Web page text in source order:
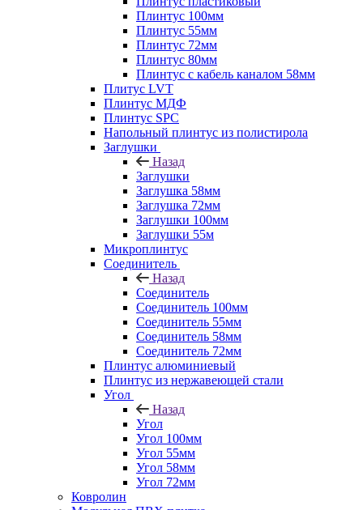
Плинтус 100мм
Плинтус 55мм
Плинтус 72мм
Плинтус 80мм
Плинтус с кабель каналом 58мм
Плитус LVT
Плинтус МДФ
Плинтус SPC
Напольный плинтус из полистирола
Заглушки
Назад
Заглушки
Заглушка 58мм
Заглушка 72мм
Заглушки 100мм
Заглушки 55м
Микроплинтус
Соединитель
Назад
Соединитель
Соединитель 100мм
Соединитель 55мм
Соединитель 58мм
Соединитель 72мм
Плинтус алюминиевый
Плинтус из нержавеющей стали
Угол
Назад
Угол
Угол 100мм
Угол 55мм
Угол 58мм
Угол 72мм
Ковролин